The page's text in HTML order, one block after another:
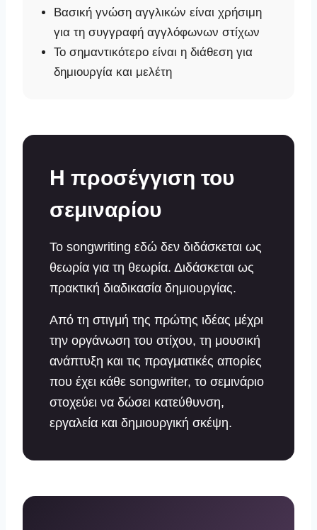
Βασική γνώση αγγλικών είναι χρήσιμη
για τη συγγραφή αγγλόφωνων στίχων
Το σημαντικότερο είναι η διάθεση για
δημιουργία και μελέτη
Η προσέγγιση του
σεμιναρίου
Το songwriting εδώ δεν διδάσκεται ως
θεωρία για τη θεωρία. Διδάσκεται ως
πρακτική διαδικασία δημιουργίας.
Από τη στιγμή της πρώτης ιδέας μέχρι
την οργάνωση του στίχου, τη μουσική
ανάπτυξη και τις πραγματικές απορίες
που έχει κάθε songwriter, το σεμινάριο
στοχεύει να δώσει κατεύθυνση,
εργαλεία και δημιουργική σκέψη.